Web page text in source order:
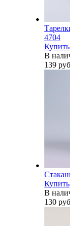
4704
Купить
В
139
Купить
В
130